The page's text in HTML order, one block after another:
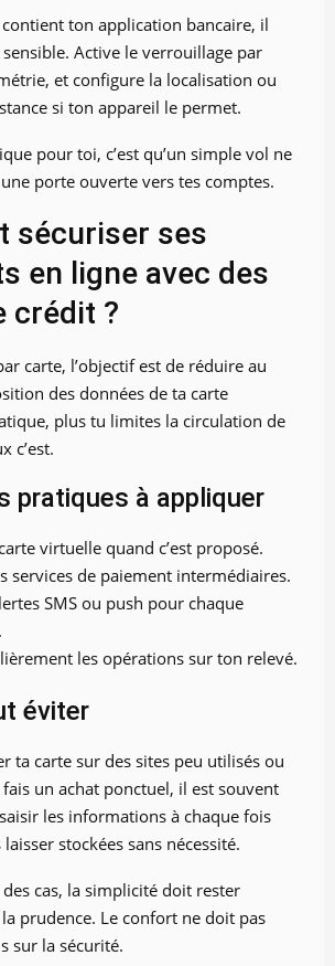
ton application bancaire, il
Active le verrouillage par
et configure la localisation ou
si ton appareil le permet.
pour toi, c’est qu’un simple vol ne
porte ouverte vers tes comptes.
sécuriser ses
en ligne avec des
crédit ?
carte, l’objectif est de réduire au
des données de ta carte
plus tu limites la circulation de
c’est.
pratiques à appliquer
virtuelle quand c’est proposé.
services de paiement intermédiaires.
SMS ou push pour chaque
les opérations sur ton relevé.
éviter
ta carte sur des sites peu utilisés ou
un achat ponctuel, il est souvent
les informations à chaque fois
stockées sans nécessité.
cas, la simplicité doit rester
prudence. Le confort ne doit pas
sur la sécurité.